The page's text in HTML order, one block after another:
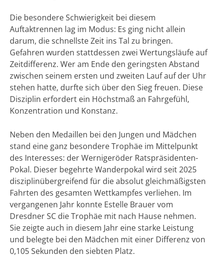
Die besondere Schwierigkeit bei diesem
Auftaktrennen lag im Modus: Es ging nicht allein
darum, die schnellste Zeit ins Tal zu bringen.
Gefahren wurden stattdessen zwei Wertungsläufe auf
Zeitdifferenz. Wer am Ende den geringsten Abstand
zwischen seinem ersten und zweiten Lauf auf der Uhr
stehen hatte, durfte sich über den Sieg freuen. Diese
Disziplin erfordert ein Höchstmaß an Fahrgefühl,
Konzentration und Konstanz.
Neben den Medaillen bei den Jungen und Mädchen
stand eine ganz besondere Trophäe im Mittelpunkt
des Interesses: der Wernigeröder Ratspräsidenten-
Pokal. Dieser begehrte Wanderpokal wird seit 2025
disziplinübergreifend für die absolut gleichmäßigsten
Fahrten des gesamten Wettkampfes verliehen. Im
vergangenen Jahr konnte Estelle Brauer vom
Dresdner SC die Trophäe mit nach Hause nehmen.
Sie zeigte auch in diesem Jahr eine starke Leistung
und belegte bei den Mädchen mit einer Differenz von
0,105 Sekunden den siebten Platz.